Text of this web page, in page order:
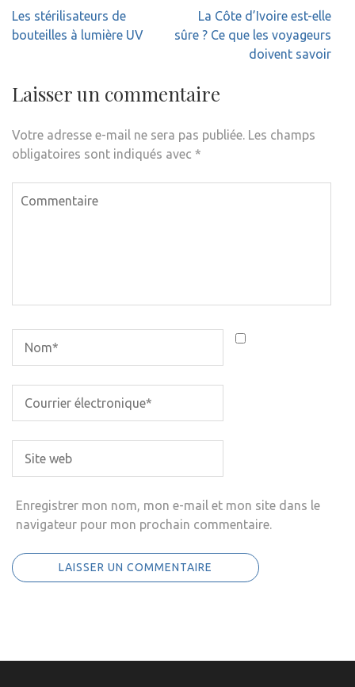
Navigation
de
Les stérilisateurs de
bouteilles à lumière UV
La Côte d’Ivoire est-elle
sûre ? Ce que les voyageurs
doivent savoir
Laisser un commentaire
Votre adresse e-mail ne sera pas publiée. Les champs
obligatoires sont indiqués avec *
Enregistrer mon nom, mon e-mail et mon site dans le
navigateur pour mon prochain commentaire.